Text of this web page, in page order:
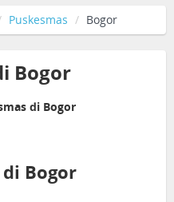
Puskesmas Bogor
Bogor
di Bogor
di Bogor